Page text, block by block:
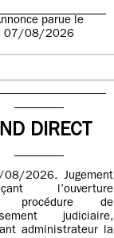
parue le
07/08/2026
DIRECT
2026. Jugement
l’ouverture
procédure de
judiciaire,
administrateur la